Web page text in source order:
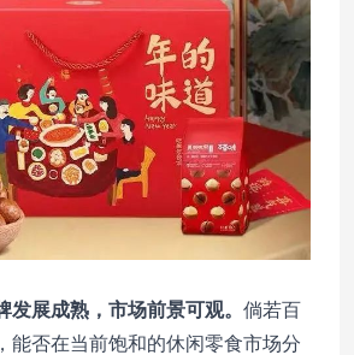
发展成熟，市场前景可观。 倘若百
能否在当前饱和的休闲零食市场分